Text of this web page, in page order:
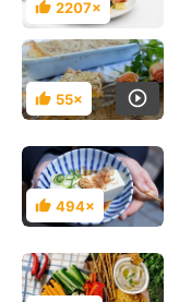
Hodnocení
2207×
Hodnocení
55×
Hodnocení
494×